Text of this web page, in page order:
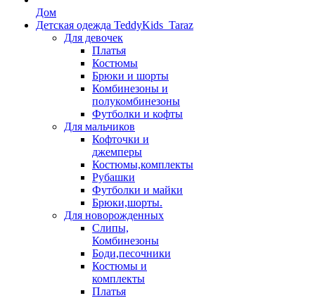
Дом
Детская одежда TeddyKids_Taraz
Для девочек
Платья
Костюмы
Брюки и шорты
Комбинезоны и
полукомбинезоны
Футболки и кофты
Для мальчиков
Кофточки и
джемперы
Костюмы,комплекты
Рубашки
Футболки и майки
Брюки,шорты.
Для новорожденных
Слипы,
Комбинезоны
Боди,песочники
Костюмы и
комплекты
Платья